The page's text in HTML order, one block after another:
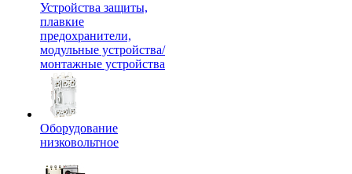
Устройства защиты,
плавкие
предохранители,
модульные устройства/
монтажные устройства
Оборудование
низковольтное